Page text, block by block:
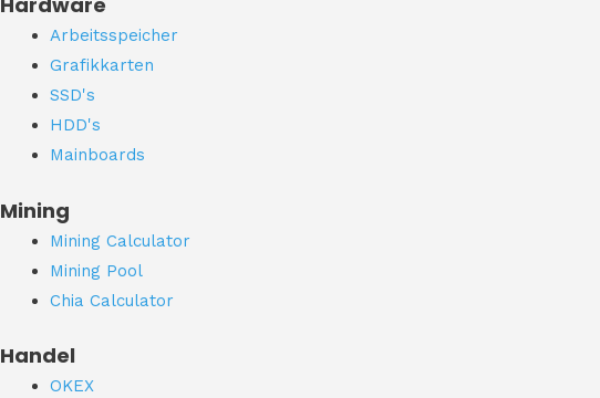
Arbeitsspeicher
Grafikkarten
SSD's
HDD's
Mainboards
Mining
Mining Calculator
Mining Pool
Chia Calculator
Handel
OKEX